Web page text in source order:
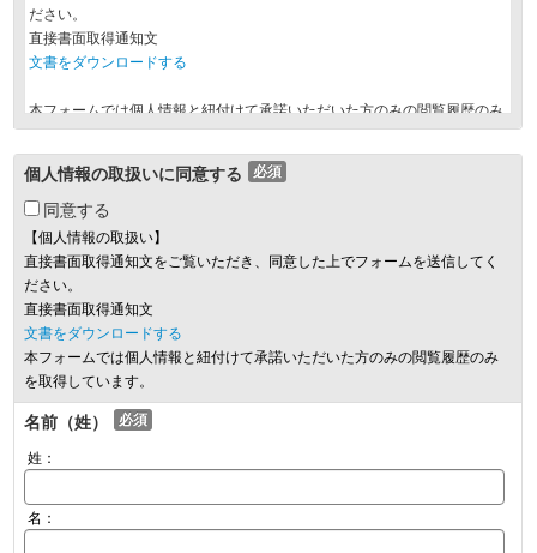
ださい。
直接書面取得通知文
文書をダウンロードする
本フォームでは個人情報と紐付けて承諾いただいた方のみの閲覧履歴のみ
を取得しています。
個人情報の取扱いに同意する 必須
同意する
【個人情報の取扱い】
直接書面取得通知文をご覧いただき、同意した上でフォームを送信してく
ださい。
直接書面取得通知文
文書をダウンロードする
本フォームでは個人情報と紐付けて承諾いただいた方のみの閲覧履歴のみ
を取得しています。
名前（姓）
必須
姓：
名：